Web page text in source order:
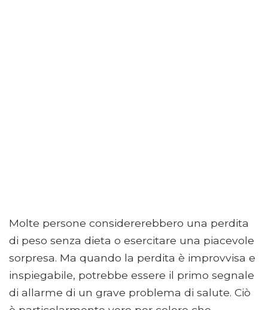
Molte persone considererebbero una perdita
di peso senza dieta o esercitare una piacevole
sorpresa. Ma quando la perdita è improvvisa e
inspiegabile, potrebbe essere il primo segnale
di allarme di un grave problema di salute. Ciò